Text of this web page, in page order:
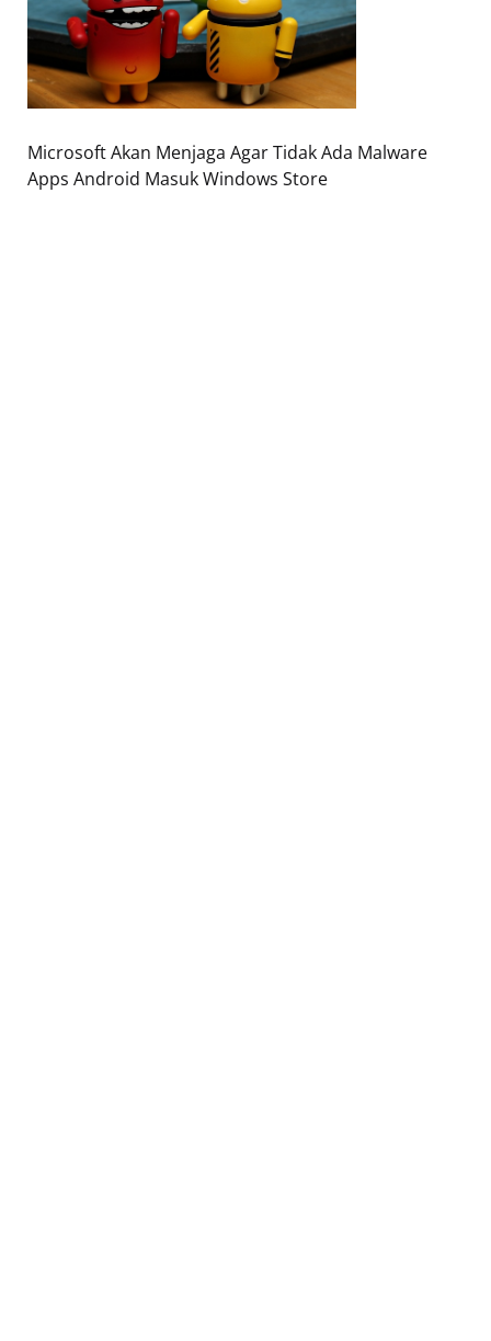
Microsoft Akan Menjaga Agar Tidak Ada Malware
Apps Android Masuk Windows Store